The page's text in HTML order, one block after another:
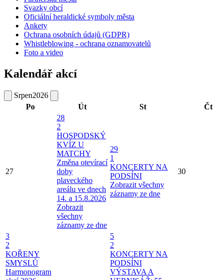
Svazky obcí
Oficiální heraldické symboly města
Ankety
Ochrana osobních údajů (GDPR)
Whistleblowing - ochrana oznamovatelů
Foto a video
Kalendář akcí
Srpen2026
Po
Út St Čt
27
28
2
HOSPODSKÝ
KVÍZ U
MATCHY
Změna otevírací
doby
plaveckého
areálu ve dnech
14. a 15.8.2026
Zobrazit
všechny
záznamy ze dne
29
1
KONCERTY NA
PODSÍNI
Zobrazit všechny
záznamy ze dne
30
3
2
KOŘENY
SMYSLŮ
Harmonogram
5
2
KONCERTY NA
PODSÍNI
VÝSTAVA A